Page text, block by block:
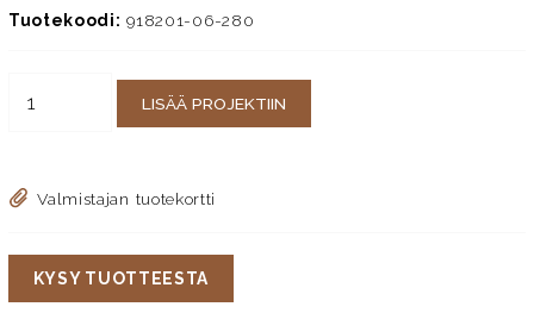
Tuotekoodi: 918201-06-280
LISÄÄ PROJEKTIIN
Valmistajan tuotekortti
KYSY TUOTTEESTA